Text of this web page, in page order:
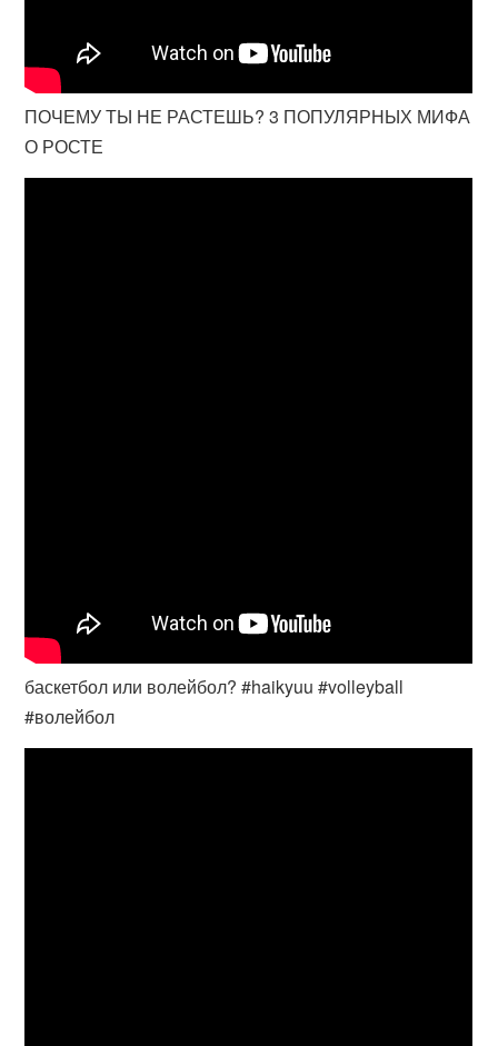
ПОЧЕМУ ТЫ НЕ РАСТЕШЬ? 3 ПОПУЛЯРНЫХ МИФА
О РОСТЕ
баскетбол или волейбол? #haikyuu #volleyball
#волейбол